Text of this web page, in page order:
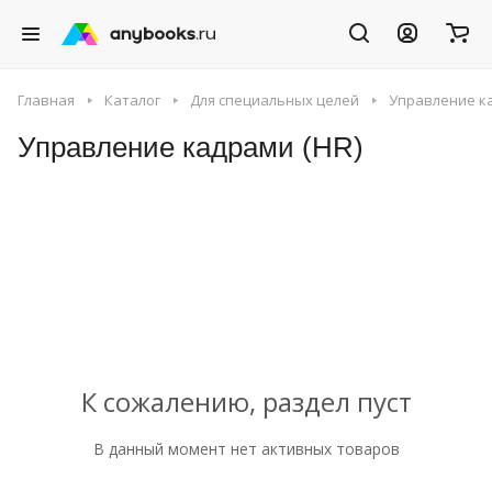
Главная Каталог Для специальных целей Управление
Управление кадрами (HR)
К сожалению, раздел пуст
В данный момент нет активных товаров